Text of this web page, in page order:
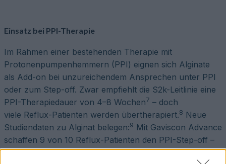
Einsatz bei PPI-Therapie
Im Rahmen einer bestehenden Therapie mit
Protonenpumpenhemmern (PPI) eignen sich Alginate
als Add-on bei unzureichendem Ansprechen unter PPI
oder zum Step-off. Zwar empfiehlt die S2k-Leitlinie eine
PPI-Therapiedauer von 4–8 Wochen7 – doch
viele Reflux-Patienten werden übertherapiert.8 Neue
Studiendaten zu Alginat belegen:9 Mit Gaviscon Advance
schaffen 9 von 10 Reflux-Patienten den PPI-Step-off –
leitliniengerecht und wirksam. So kann eine PPI-